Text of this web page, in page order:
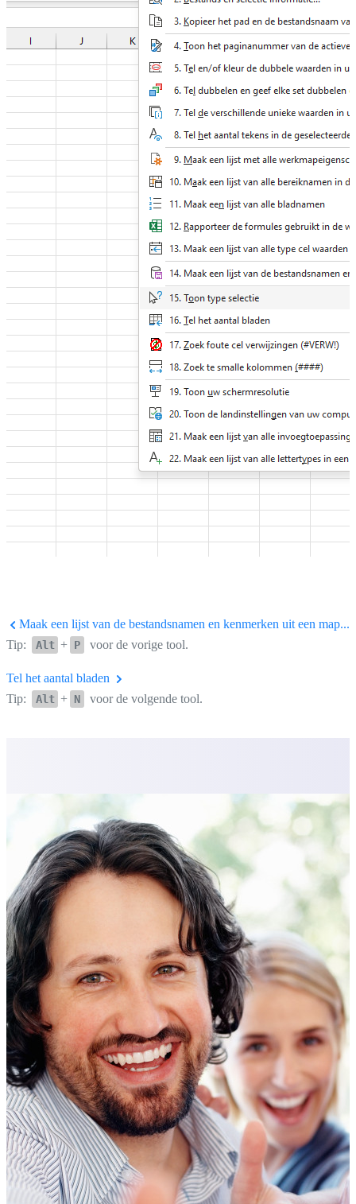
Maak een lijst van de bestandsnamen en kenmerken uit een map...
Tip:
Alt + P voor de vorige tool.
Tel het aantal bladen
Tip:
Alt + N voor de volgende tool.